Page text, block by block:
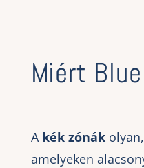
Miért
A kék zónák
amelyeken